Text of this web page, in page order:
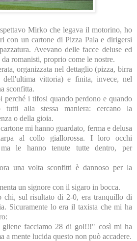
Mirko che legava il motorino, ho
con un cartone di Pizza Pala e dirigersi
Avevano delle facce deluse ed
romanisti, proprio come le nostre.
organizzata nel dettaglio (pizza, birra
vittoria) e finita, invece, nel
sconfitta.
perché i tifosi quando perdono e quando
tutti alla stessa maniera: cercano la
o della gioia.
mi hanno guardato, ferma e delusa
al collo giallorossa. I loro occhi
le hanno tenute tutte dentro, per
una volta sconfitti è dannoso per la
un signore con il sigaro in bocca.
chi, sul risultato di 2-0, era tranquillo di
Sicuramente lo era il taxista che mi ha
facciamo 28 di gol!!!" così mi ha
a mente lucida questo non può accadere.